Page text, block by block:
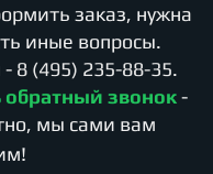
заказ, нужна
иные вопросы.
- 8 (495) 235-88-35.
обратный звонок -
мы сами вам